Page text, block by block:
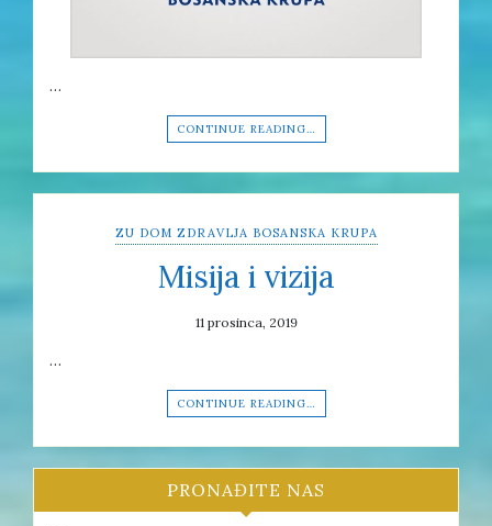
…
CONTINUE READING…
ZU DOM ZDRAVLJA BOSANSKA KRUPA
Misija i vizija
11 prosinca, 2019
…
CONTINUE READING…
PRONAĐITE NAS